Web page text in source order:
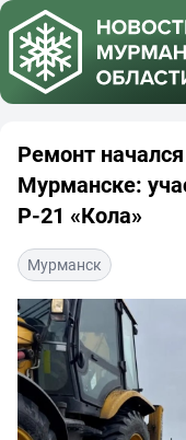
Ремонт
Мурманске:
Р-21 «Кола»
Мурманск